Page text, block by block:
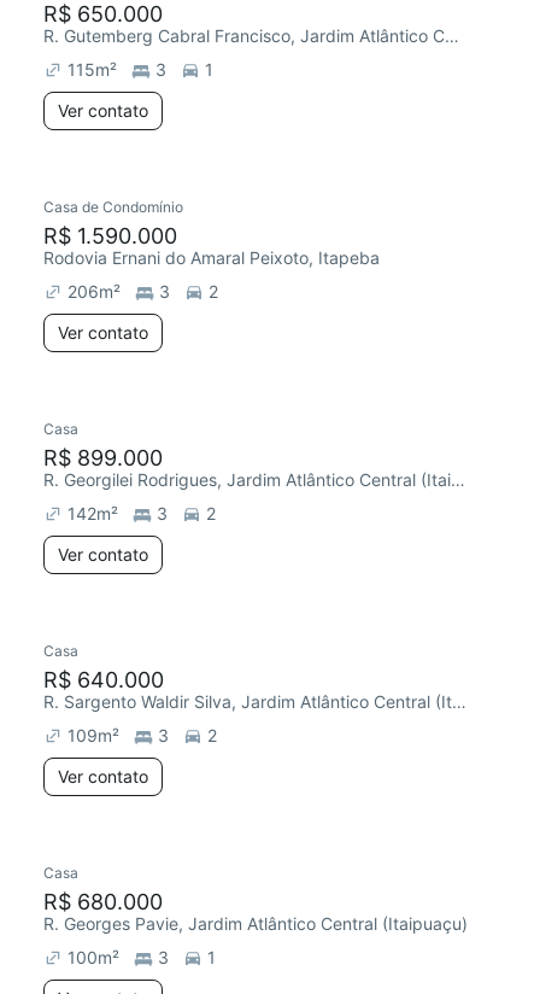
R$ 650.000
R. Gutemberg Cabral Francisco, Jardim Atlântico Central (Itaipuaçu)
115m² 3
1
Ver contato
Casa de Condomínio
R$ 1.590.000
Rodovia Ernani do Amaral Peixoto, Itapeba
206m² 3
2
Ver contato
Casa
R$ 899.000
R. Georgilei Rodrigues, Jardim Atlântico Central (Itaipuaçu)
142m² 3
2
Ver contato
Casa
R$ 640.000
R. Sargento Waldir Silva, Jardim Atlântico Central (Itaipuaçu)
109m² 3
2
Ver contato
Casa
R$ 680.000
R. Georges Pavie, Jardim Atlântico Central (Itaipuaçu)
100m² 3
1